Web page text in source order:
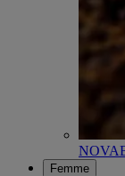
Femme